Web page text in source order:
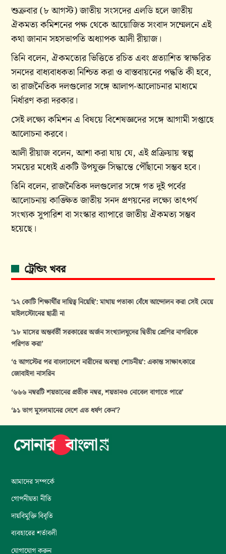
শুক্রবার (৮ আগস্ট) জাতীয় সংসদের এলডি হলে জাতীয়
ঐকমত্য কমিশনের পক্ষ থেকে আয়োজিত সংবাদ সম্মেলনে এই
কথা জানান সহসভাপতি অধ্যাপক আলী রীয়াজ।
তিনি বলেন, ঐকমত্যের ভিত্তিতে রচিত এবং প্রত্যাশিত স্বাক্ষরিত
সনদের বাধ্যবাধকতা নিশ্চিত করা ও বাস্তবায়নের পদ্ধতি কী হবে,
তা রাজনৈতিক দলগুলোর সঙ্গে আলাপ-আলোচনার মাধ্যমে
নির্ধারণ করা দরকার।
সেই লক্ষ্যে কমিশন এ বিষয়ে বিশেষজ্ঞদের সঙ্গে আগামী সপ্তাহে
আলোচনা করবে।
আলী রীয়াজ বলেন, আশা করা যায় যে, এই প্রক্রিয়ায় স্বল্প
সময়ের মধ্যেই একটি উপযুক্ত সিদ্ধান্তে পৌঁছানো সম্ভব হবে।
তিনি বলেন, রাজনৈতিক দলগুলোর সঙ্গে গত দুই পর্বের
আলোচনায় কাঙ্ক্ষিত জাতীয় সনদ প্রণয়নের লক্ষ্যে তাৎপর্য
সংখ্যক সুপারিশ বা সংস্কার ব্যাপারে জাতীয় ঐকমত্য সম্ভব
হয়েছে।
ট্রেন্ডিং খবর
‘১২ কোটি শিক্ষার্থীর দায়িত্ব নিয়েছি’: মাথায় পতাকা বেঁধে আন্দোলন করা সেই মেয়ে
মাইলস্টোনের ছাত্রী না
‘১৮ মাসের অন্তর্বর্তী সরকারের অর্জন সংখ্যালঘুদের দ্বিতীয় শ্রেণির নাগরিকে
পরিণত করা’
‘৫ আগস্টের পর বাংলাদেশে নারীদের অবস্থা শোচনীয়’: একান্ত সাক্ষাৎকারে
জোবাইদা নাসরিন
‘৬৬৬ নম্বরটি শয়তানের প্রতীক নম্বর, শয়তানও নোবেল বাগাতে পারে’
‘৯১ ভাগ মুসলমানের দেশে এত ধর্ষণ কেন’?
আমাদের সম্পর্কে
গোপনীয়তা নীতি
দায়বিমুক্তি বিবৃতি
ব্যবহারের শর্তাবলী
যোগাযোগ করুন